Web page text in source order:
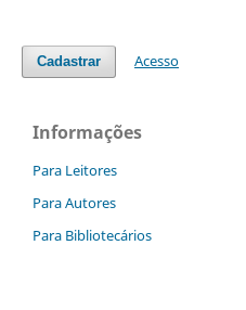
Cadastrar Acesso
Informações
Para Leitores
Para Autores
Para Bibliotecários